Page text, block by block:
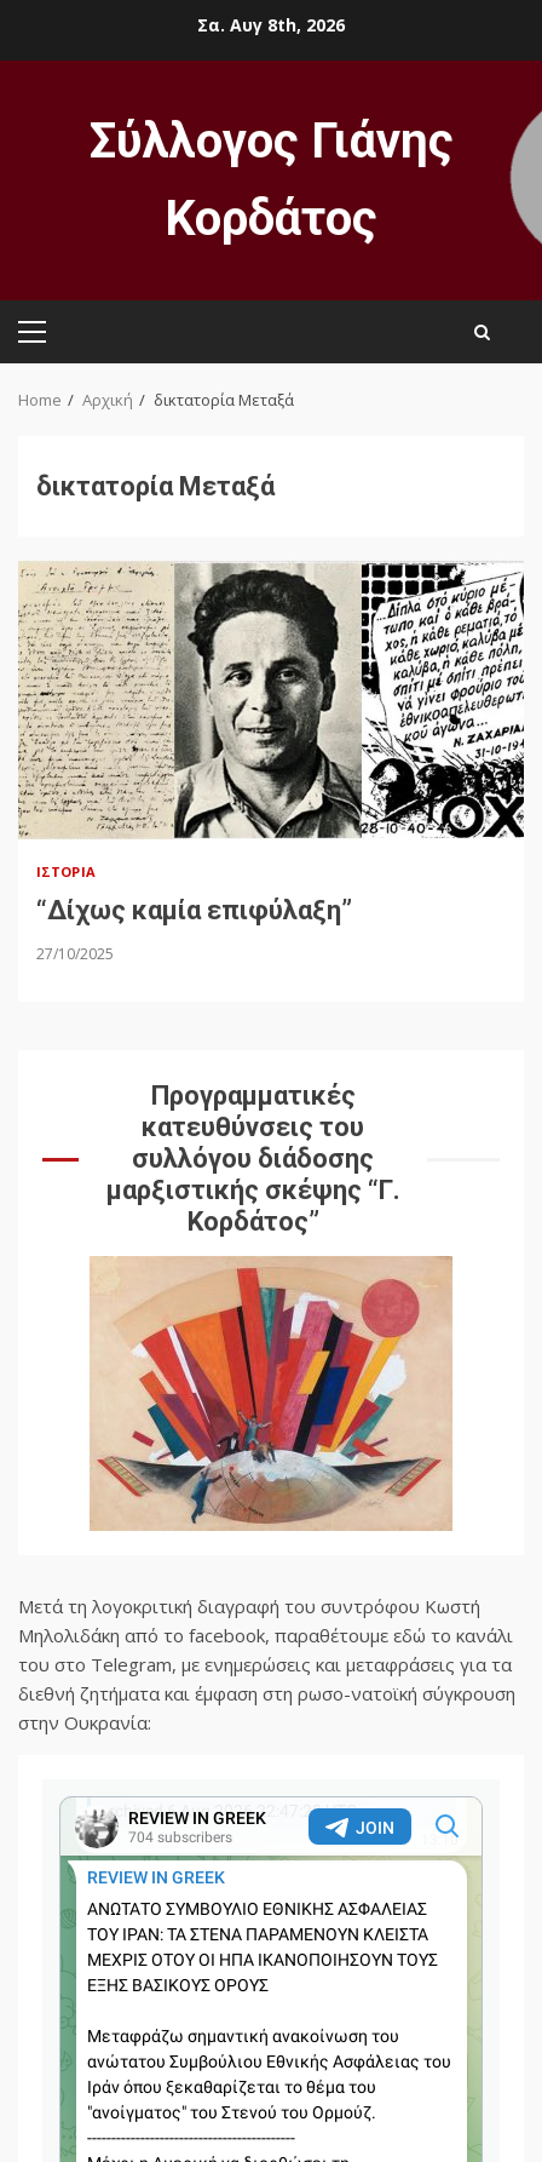
Σα. Αυγ 8th, 2026
Σύλλογος Γιάνης
Κορδάτος
Primary
Home Αρχική δικτατορία Μεταξά
δικτατορία Μεταξά
ΙΣΤΟΡΊΑ
“Δίχως καμία επιφύλαξη”
27/10/2025
Προγραμματικές
κατευθύνσεις του
συλλόγου διάδοσης
μαρξιστικής σκέψης “Γ.
Κορδάτος”
Μετά τη λογοκριτική διαγραφή του συντρόφου Κωστή
Μηλολιδάκη από το facebook, παραθέτουμε εδώ το κανάλι
του στο Telegram, με ενημερώσεις και μεταφράσεις για τα
διεθνή ζητήματα και έμφαση στη ρωσο-νατοϊκή σύγκρουση
στην Ουκρανία: